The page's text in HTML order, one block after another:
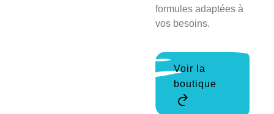
formules adaptées à
vos besoins.
Voir la
boutique